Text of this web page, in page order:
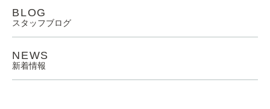
BLOG
スタッフブログ
NEWS
新着情報